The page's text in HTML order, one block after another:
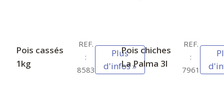
Pois cassés
1kg
REF.
:
8583
Plus
d'infos »
Pois chiches
La Palma 3l
REF.
:
7961